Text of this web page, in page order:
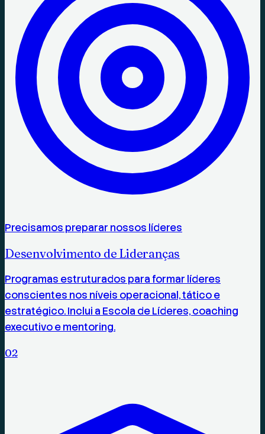
Precisamos preparar nossos líderes
Desenvolvimento de Lideranças
Programas estruturados para formar líderes
conscientes nos níveis operacional, tático e
estratégico. Inclui a Escola de Líderes, coaching
executivo e mentoring.
02